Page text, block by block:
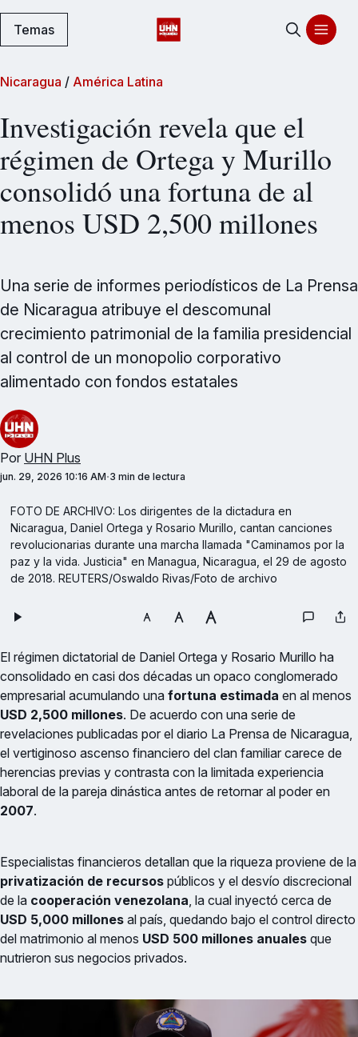
Temas
Nicaragua / América Latina
Investigación revela que el
régimen de Ortega y Murillo
consolidó una fortuna de al
menos USD 2,500 millones
Una serie de informes periodísticos de La Prensa
de Nicaragua atribuye el descomunal
crecimiento patrimonial de la familia presidencial
al control de un monopolio corporativo
alimentado con fondos estatales
Por UHN Plus
jun. 29, 2026 10:16 AM 3 min de lectura
FOTO DE ARCHIVO: Los dirigentes de la dictadura en
Nicaragua, Daniel Ortega y Rosario Murillo, cantan canciones
revolucionarias durante una marcha llamada "Caminamos por la
paz y la vida. Justicia" en Managua, Nicaragua, el 29 de agosto
de 2018. REUTERS/Oswaldo Rivas/Foto de archivo
El régimen dictatorial de Daniel Ortega y Rosario Murillo ha
consolidado en casi dos décadas un opaco conglomerado
empresarial acumulando una fortuna estimada en al menos
USD 2,500 millones. De acuerdo con una serie de
revelaciones publicadas por el diario La Prensa de Nicaragua,
el vertiginoso ascenso financiero del clan familiar carece de
herencias previas y contrasta con la limitada experiencia
laboral de la pareja dinástica antes de retornar al poder en
2007.
Especialistas financieros detallan que la riqueza proviene de la
privatización de recursos públicos y el desvío discrecional
de la cooperación venezolana, la cual inyectó cerca de
USD 5,000 millones al país, quedando bajo el control directo
del matrimonio al menos USD 500 millones anuales que
nutrieron sus negocios privados.